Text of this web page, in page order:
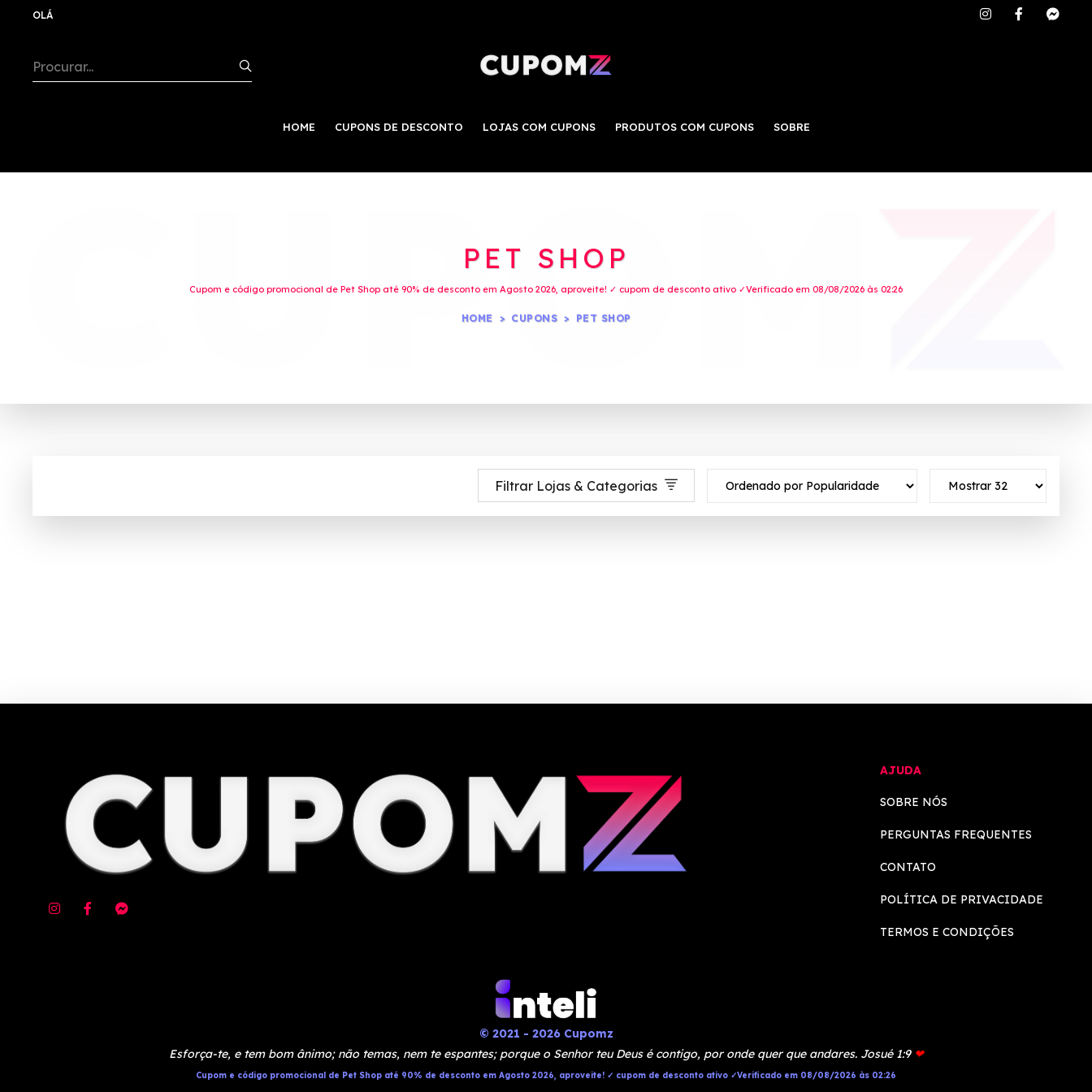
OLÁ
HOME CUPONS DE DESCONTO LOJAS COM CUPONS PRODUTOS COM CUPONS SOBRE
PET SHOP
Cupom e código promocional de Pet Shop até 90% de desconto em Agosto 2026, aproveite! ✓ cupom de desconto ativo ✓Verificado em 08/08/2026 às 02:26
HOME CUPONS PET SHOP
Filtrar Lojas & Categorias
AJUDA
SOBRE NÓS
PERGUNTAS FREQUENTES
CONTATO
POLÍTICA DE PRIVACIDADE
TERMOS E CONDIÇÕES
© 2021 - 2026 Cupomz
Esforça-te, e tem bom ânimo; não temas, nem te espantes; porque o Senhor teu Deus é contigo, por onde quer que andares. Josué 1:9 ❤
Cupom e código promocional de Pet Shop até 90% de desconto em Agosto 2026, aproveite! ✓ cupom de desconto ativo ✓Verificado em 08/08/2026 às 02:26